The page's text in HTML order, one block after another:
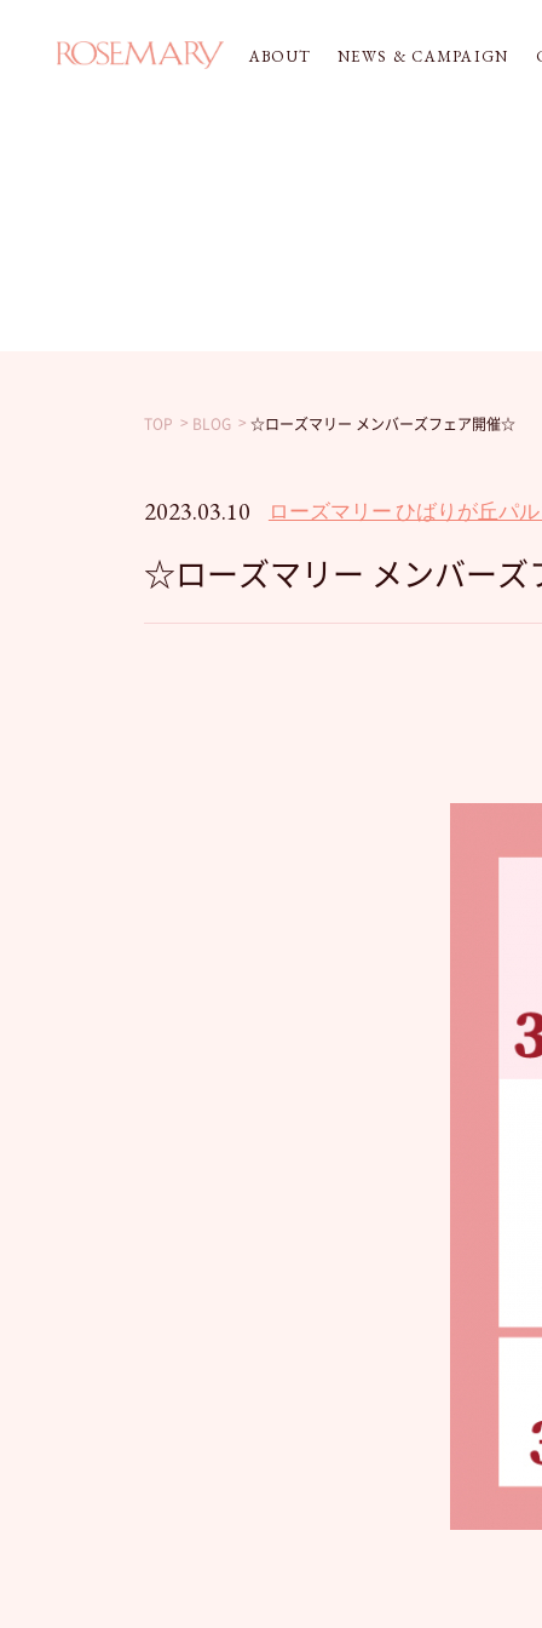
ABOUT NEWS & CAMPAIGN
TOP BLOG ☆ローズマリー メンバーズフェア開催☆
2023.03.10 ローズマリー ひばりが丘パ
☆ローズマリー メンバー